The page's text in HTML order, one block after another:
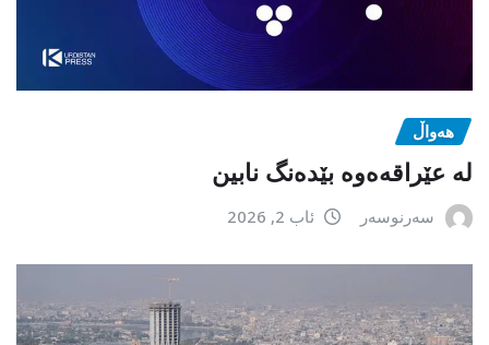
هەواڵ
لە عێراقەەوە بێدەنگ نابین
سەرنوسەر ئاب 2, 2026